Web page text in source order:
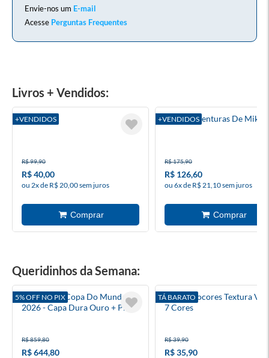
Envie-nos um E-mail
Acesse Perguntas Frequentes
Livros + Vendidos:
+VENDIDOS
Surrender
R$ 99,90
R$ 40,00
ou 2x de R$ 20,00 sem juros
+VENDIDOS
Box As Aventuras De Mike
R$ 175,90
R$ 126,60
ou 6x de R$ 21,10 sem juros
Queridinhos da Semana:
5% OFF NO PIX
Box Álbum Copa Do Mundo
2026 - Capa Dura Ouro + Prata
R$ 859,80
R$ 644,80
TÁ BARATO
Bloco Ecocores Textura
7 Cores
R$ 39,90
R$ 35,90